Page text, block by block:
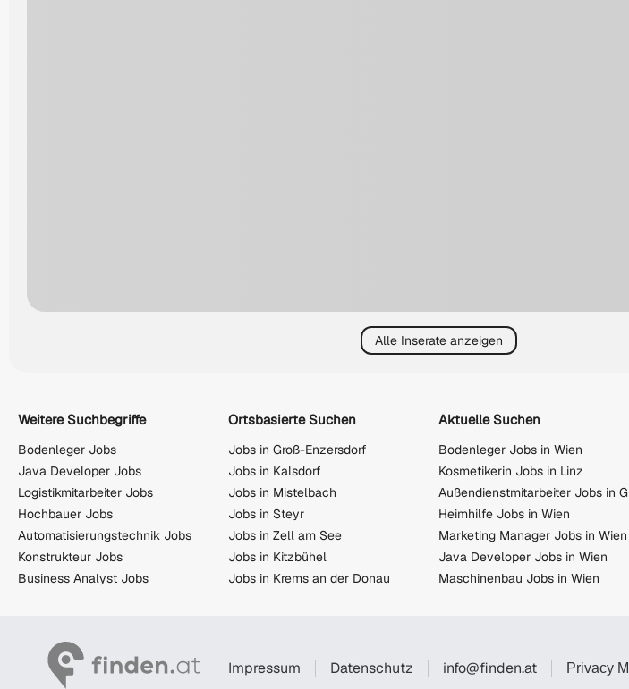
Alle Inserate anzeigen
Weitere Suchbegriffe
Bodenleger Jobs
Java Developer Jobs
Logistikmitarbeiter Jobs
Hochbauer Jobs
Automatisierungstechnik Jobs
Konstrukteur Jobs
Business Analyst Jobs
Ortsbasierte Suchen
Jobs in Groß-Enzersdorf
Jobs in Kalsdorf
Jobs in Mistelbach
Jobs in Steyr
Jobs in Zell am See
Jobs in Kitzbühel
Jobs in Krems an der Donau
Aktuelle Suchen
Bodenleger Jobs in Wien
Kosmetikerin Jobs in Linz
Außendienstmitarbeiter Jobs in
Heimhilfe Jobs in Wien
Marketing Manager Jobs in Wien
Java Developer Jobs in Wien
Maschinenbau Jobs in Wien
Impressum Datenschutz info@finden.at Privacy